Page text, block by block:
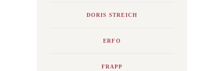
DORIS STREICH
ERFO
FRAPP